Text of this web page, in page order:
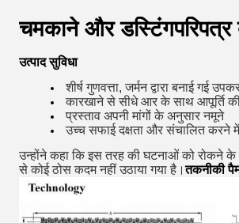
चमकाने और डस्टिंग
उत्पाद सुविधा
शीर्ष गुणवत्ता, जर्मन द्वारा बनाई गई
कारखाने से सीधे आर के साथ आपूर्ति
प्रस्ताव अपनी मांगों के अनुसार नमूने
उच्च सफाई दक्षता और संचालित करने
उन्होंने कहा कि इस तरह की घटनाओं को रोकने
से कोई ठोस कदम नहीं उठाया गया है।तकनीकी